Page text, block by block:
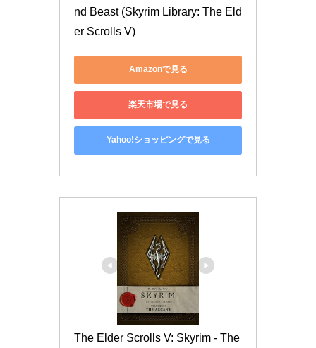
nd Beast (Skyrim Library: The Eld
er Scrolls V)
Amazonで見る
楽天市場で見る
Yahoo!ショッピングで見る
The Elder Scrolls V: Skyrim - The